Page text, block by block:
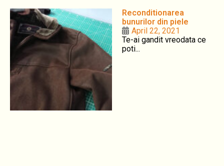
Reconditionarea
bunurilor din piele
April 22, 2021
Te-ai gandit vreodata ce
poti...